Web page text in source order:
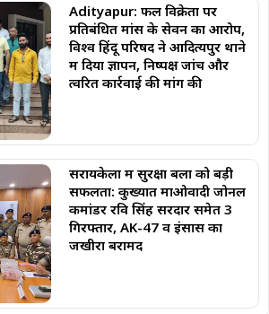
Adityapur: फल विक्रेता पर
प्रतिबंधित मांस के सेवन का आरोप,
विश्व हिंदू परिषद ने आदित्यपुर थाने
में दिया ज्ञापन, निष्पक्ष जांच और
त्वरित कार्रवाई की मांग की
सरायकेला में सुरक्षा बलों को बड़ी
सफलता: कुख्यात माओवादी जोनल
कमांडर रवि सिंह सरदार समेत 3
गिरफ्तार, AK-47 व इंसास का
जखीरा बरामद